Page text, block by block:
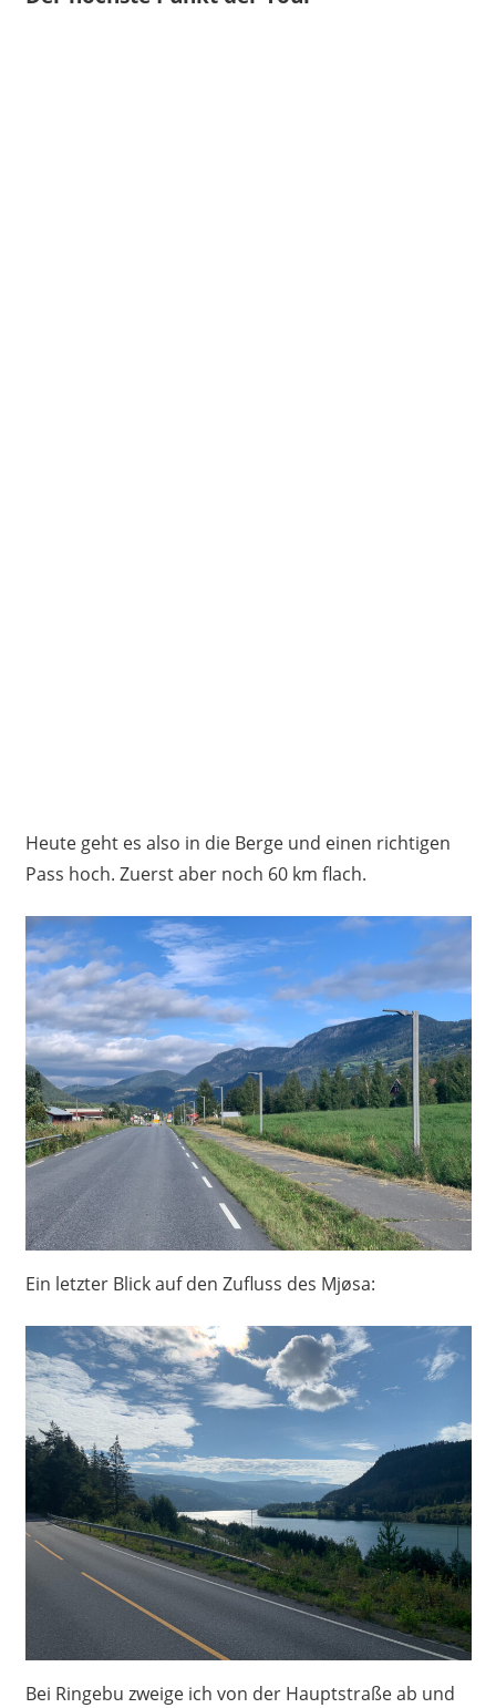
Heute geht es also in die Berge und einen richtigen
Pass hoch. Zuerst aber noch 60 km flach.
Ein letzter Blick auf den Zufluss des Mjøsa:
Bei Ringebu zweige ich von der Hauptstraße ab und